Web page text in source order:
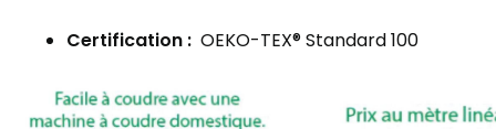
Certification : OEKO-TEX® Standard 100